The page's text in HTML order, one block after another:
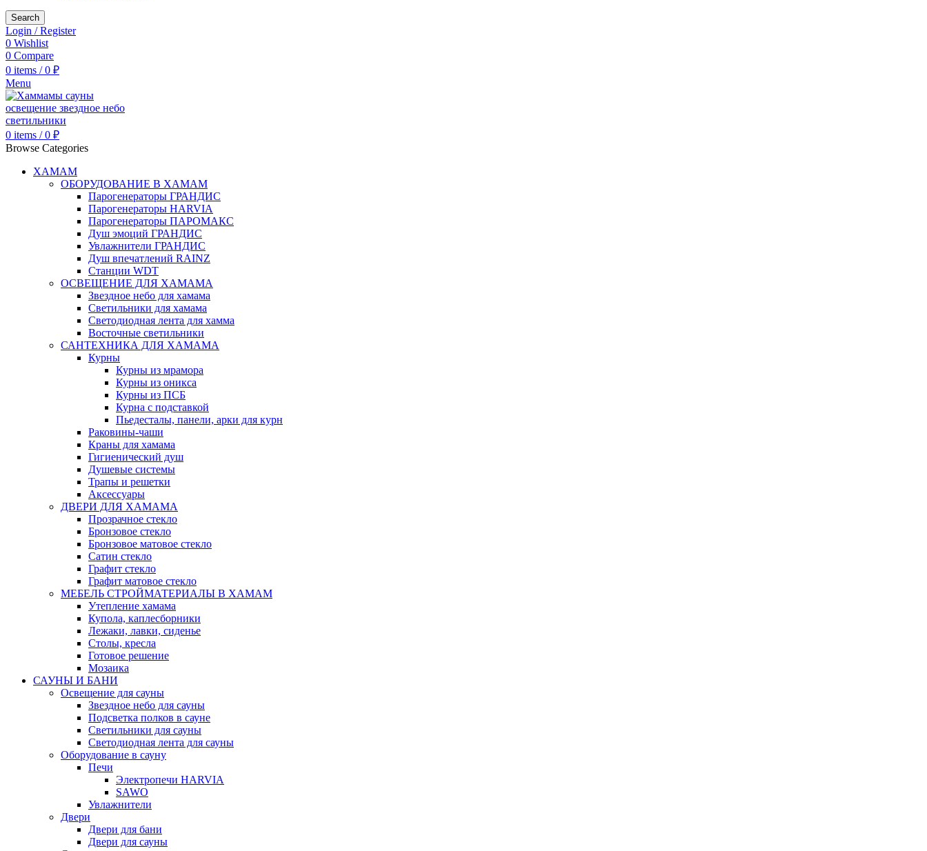
Search
Login / Register
0 Wishlist
0 Compare
0 items / 0 ₽
Menu
0 items / 0 ₽
Browse Categories
ХАМАМ
ОБОРУДОВАНИЕ В ХАМАМ
Парогенераторы ГРАНДИС
Парогенераторы HARVIA
Парогенераторы ПАРОМАКС
Душ эмоций ГРАНДИС
Увлажнители ГРАНДИС
Душ впечатлений RAINZ
Станции WDT
ОСВЕЩЕНИЕ ДЛЯ ХАМАМА
Звездное небо для хамама
Светильники для хамама
Светодиодная лента для хамма
Восточные светильники
САНТЕХНИКА ДЛЯ ХАМАМА
Курны
Курны из мрамора
Курны из оникса
Курны из ПСБ
Курна с подставкой
Пьедесталы, панели, арки для курн
Раковины-чаши
Краны для хамама
Гигиенический душ
Душевые системы
Трапы и решетки
Аксессуары
ДВЕРИ ДЛЯ ХАМАМА
Прозрачное стекло
Бронзовое стекло
Бронзовое матовое стекло
Сатин стекло
Графит стекло
Графит матовое стекло
МЕБЕЛЬ СТРОЙМАТЕРИАЛЫ В ХАМАМ
Утепление хамама
Купола, каплесборники
Лежаки, лавки, сиденье
Столы, кресла
Готовое решение
Мозаика
САУНЫ И БАНИ
Освещение для сауны
Звездное небо для сауны
Подсветка полков в сауне
Светильники для сауны
Светодиодная лента для сауны
Оборудование в сауну
Печи
Электропечи HARVIA
SAWO
Увлажнители
Двери
Двери для бани
Двери для сауны